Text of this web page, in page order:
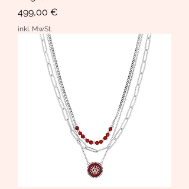
Preis
499,00 €
inkl. MwSt.